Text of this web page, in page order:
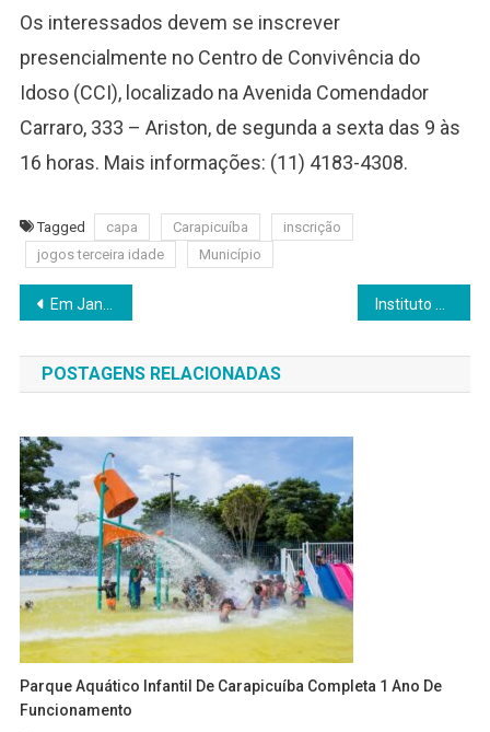
Os interessados devem se inscrever
presencialmente no Centro de Convivência do
Idoso (CCI), localizado na Avenida Comendador
Carraro, 333 – Ariston, de segunda a sexta das 9 às
16 horas. Mais informações: (11) 4183-4308.
Tagged capa Carapicuíba
inscrição
jogos terceira idade
Município
Navegação
de
Post
Em Jandira, projeto prevê a instituição do “Dia Municipal de Defesa Pessoal”
POSTAGENS RELACIONADAS
Parque Aquático Infantil De Carapicuíba Completa 1 Ano De
Funcionamento